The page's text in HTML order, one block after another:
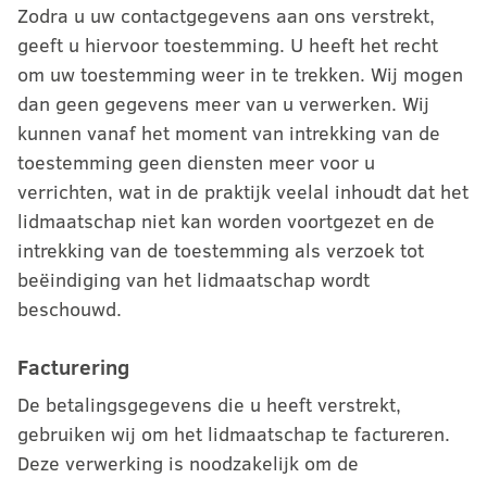
Zodra u uw contactgegevens aan ons verstrekt,
geeft u hiervoor toestemming. U heeft het recht
om uw toestemming weer in te trekken. Wij mogen
dan geen gegevens meer van u verwerken. Wij
kunnen vanaf het moment van intrekking van de
toestemming geen diensten meer voor u
verrichten, wat in de praktijk veelal inhoudt dat het
lidmaatschap niet kan worden voortgezet en de
intrekking van de toestemming als verzoek tot
beëindiging van het lidmaatschap wordt
beschouwd.
Facturering
De betalingsgegevens die u heeft verstrekt,
gebruiken wij om het lidmaatschap te factureren.
Deze verwerking is noodzakelijk om de